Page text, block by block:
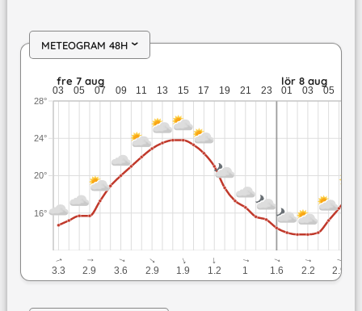
METEOGRAM 48H ›
fre 7 aug: 23,8 till 14,7 grader: ingen nederbörd: upp till
fre 7 aug lör 8 aug
03 05 07 09 11 13 15 17 19 21 23 01 03 05
16°
20°
24°
28°
↓
3.3
↓
2.9
↓
3.6
↓
2.9
↓
1.9
↓
1.2
↓
1
↓
1.6
↓
2.2
↓
2.9